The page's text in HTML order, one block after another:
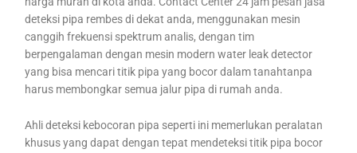
deteksi pipa rembes di dekat anda, menggunakan mesin
canggih frekuensi spektrum analis, dengan tim
berpengalaman dengan mesin modern water leak detector
yang bisa mencari titik pipa yang bocor dalam tanahtanpa
harus membongkar semua jalur pipa di rumah anda.
Ahli deteksi kebocoran pipa seperti ini memerlukan peralatan
khusus yang dapat dengan tepat mendeteksi titik pipa bocor